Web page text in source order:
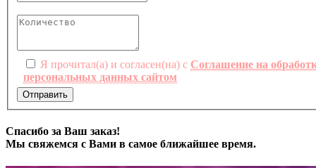
Я прочитал(а) и согласен(на) с Соглашение на
персональных данных сайтом
Отправить
Спасибо за Ваш заказ!
Мы свяжемся с Вами в самое ближайшее время.